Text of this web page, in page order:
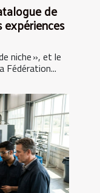
de
niche », et le
Fédération...